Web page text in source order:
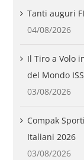
Tanti auguri
04/08/2026
Il Tiro a Volo
del Mondo
03/08/2026
Compak
Italiani 2026
03/08/2026